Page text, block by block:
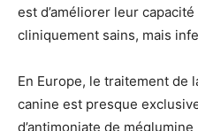
est d’améliorer leur
cliniquement sains, mais
En Europe, le traitement de
canine est presque
d’antimoniate de méglumine